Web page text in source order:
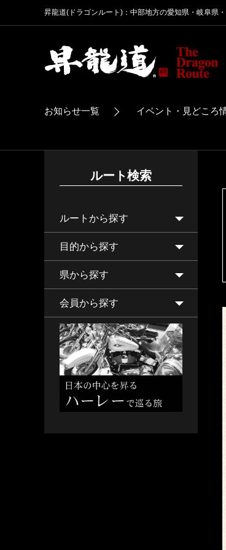
昇龍道(ドラゴンルート)：中部地方の愛知県・岐阜県
お知らせ一覧 イベント・見どころ
ルート検索
ルートから探す
目的から探す
県から探す
会員から探す